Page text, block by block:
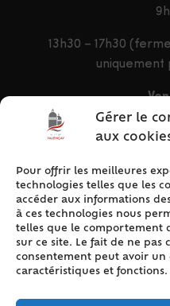
Gérer le
aux
Pour offrir les meilleures
technologies telles que les
accéder aux informations
à ces technologies nous
telles que le comportement
sur ce site. Le fait de ne pas
consentement peut avoir
caractéristiques et fonctions.
13h30 – 17h30
uniquement
9h – 12h &